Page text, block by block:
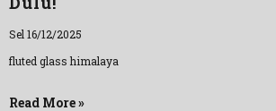
Sel 16/12/2025
fluted glass himalaya
Read More »